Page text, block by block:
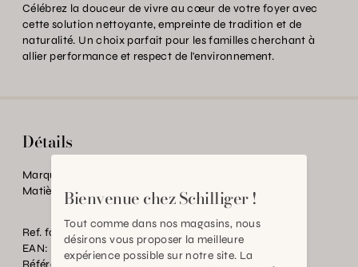
Célébrez la douceur de vivre au cœur de votre foyer avec
cette solution nettoyante, empreinte de tradition et de
naturalité. Un choix parfait pour les familles cherchant à
allier performance et respect de l'environnement.
Détails
Marque:
Matière:
Huile d'olive
Ref. fournisseur:
LLVCOP500SP
EAN:
2000000446681
Référence:
TC.P24959.0000.0000.0000
Bienvenue chez Schilliger !
Tout comme dans nos magasins, nous
désirons vous proposer la meilleure
expérience possible sur notre site. La